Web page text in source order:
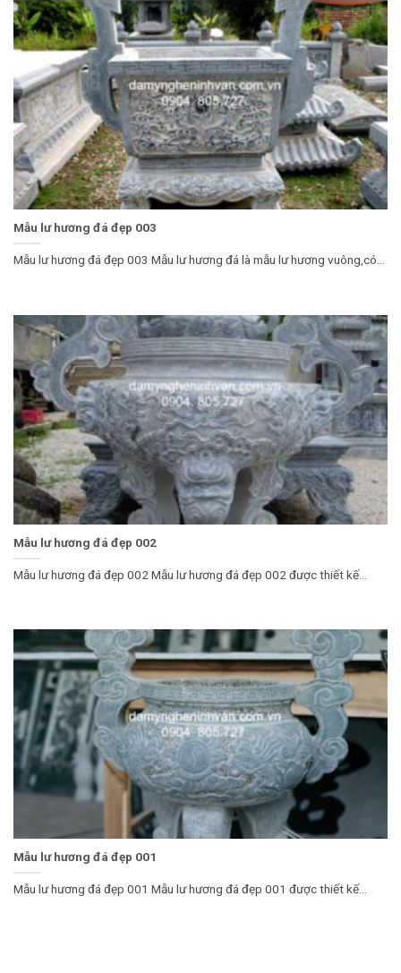
Mẫu lư hương đá đẹp 003
Mẫu lư hương đá đẹp 003 Mẫu lư hương đá là mẫu lư hương vuông,có...
Mẫu lư hương đá đẹp 002
Mẫu lư hương đá đẹp 002 Mẫu lư hương đá đẹp 002 được thiết kế...
Mẫu lư hương đá đẹp 001
Mẫu lư hương đá đẹp 001 Mẫu lư hương đá đẹp 001 được thiết kế...